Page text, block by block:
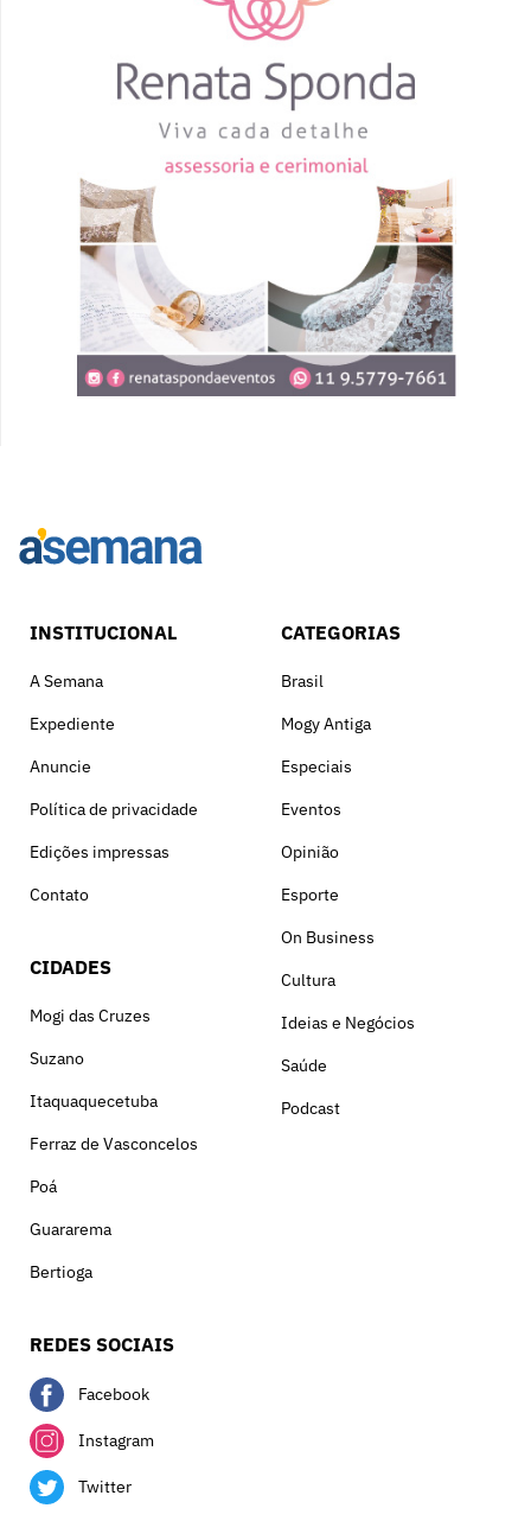
INSTITUCIONAL
A Semana
Expediente
Anuncie
Política de privacidade
Edições impressas
Contato
CIDADES
Mogi das Cruzes
Suzano
Itaquaquecetuba
Ferraz de Vasconcelos
Poá
Guararema
Bertioga
CATEGORIAS
Brasil
Mogy Antiga
Especiais
Eventos
Opinião
Esporte
On Business
Cultura
Ideias e Negócios
Saúde
Podcast
REDES SOCIAIS
Facebook
Instagram
Twitter